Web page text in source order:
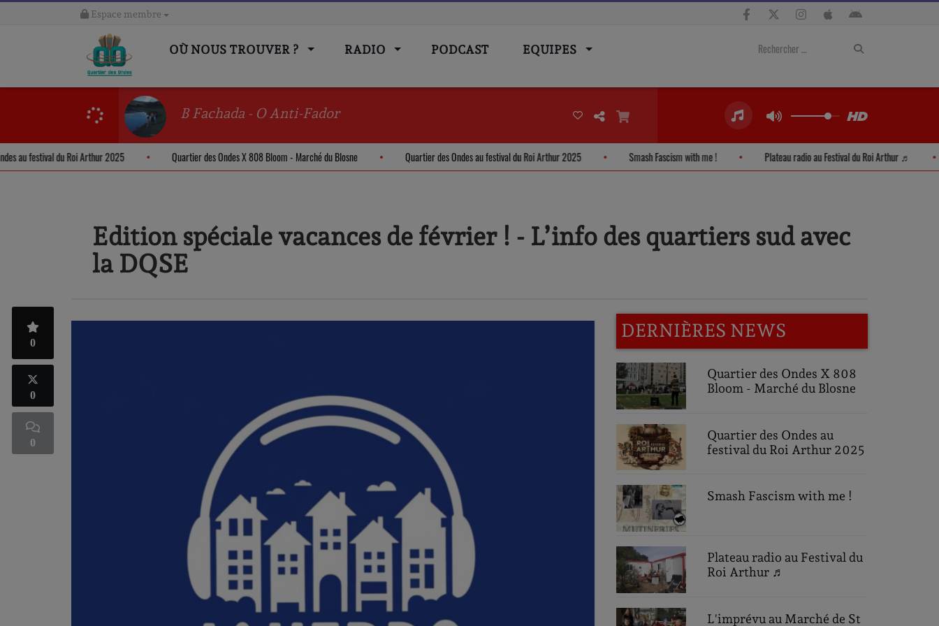
Espace membre
OÙ NOUS TROUVER ? RADIO PODCAST EQUIPES
B Fachada - O Anti-Fador
Ondes au festival du Roi Arthur 2025 Quartier des Ondes X 808 Bloom - Marché du Blosne Quartier des Ondes au festival du Roi Arthur 2025 Smash Fascism with me ! Plateau radio au Festival du Roi Arthur ♬
Edition spéciale vacances de février ! - L’info des quartiers sud avec
la DQSE
0
0
0
DERNIÈRES NEWS
Quartier des Ondes X 808
Bloom - Marché du Blosne
Quartier des Ondes au
festival du Roi Arthur 2025
Smash Fascism with me !
Plateau radio au Festival du
Roi Arthur ♬
L'imprévu au Marché de St